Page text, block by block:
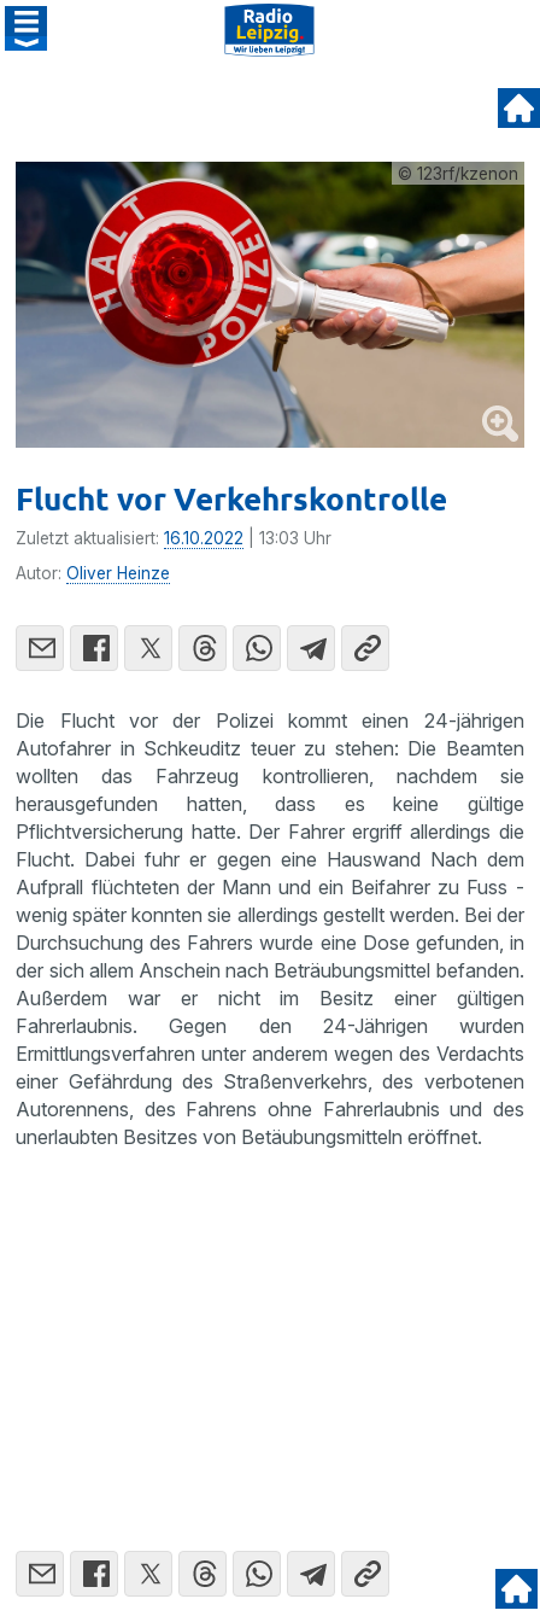
© 123rf/kzenon
Flucht vor Verkehrskontrolle
Zuletzt aktualisiert:16.10.2022 | 13:03 Uhr
Autor:Oliver Heinze
Die Flucht vor der Polizei kommt einen 24-jährigen
Autofahrer in Schkeuditz teuer zu stehen: Die Beamten
wollten das Fahrzeug kontrollieren, nachdem sie
herausgefunden hatten, dass es keine gültige
Pflichtversicherung hatte. Der Fahrer ergriff allerdings die
Flucht. Dabei fuhr er gegen eine Hauswand Nach dem
Aufprall flüchteten der Mann und ein Beifahrer zu Fuss -
wenig später konnten sie allerdings gestellt werden. Bei der
Durchsuchung des Fahrers wurde eine Dose gefunden, in
der sich allem Anschein nach Beträubungsmittel befanden.
Außerdem war er nicht im Besitz einer gültigen
Fahrerlaubnis. Gegen den 24-Jährigen wurden
Ermittlungsverfahren unter anderem wegen des Verdachts
einer Gefährdung des Straßenverkehrs, des verbotenen
Autorennens, des Fahrens ohne Fahrerlaubnis und des
unerlaubten Besitzes von Betäubungsmitteln eröffnet.